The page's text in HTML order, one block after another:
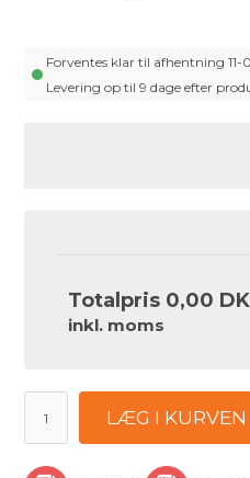
Forventes klar til afhentning
Levering op til 9 dage efter
Totalpris 0,00
inkl. moms
LÆG I KURVEN